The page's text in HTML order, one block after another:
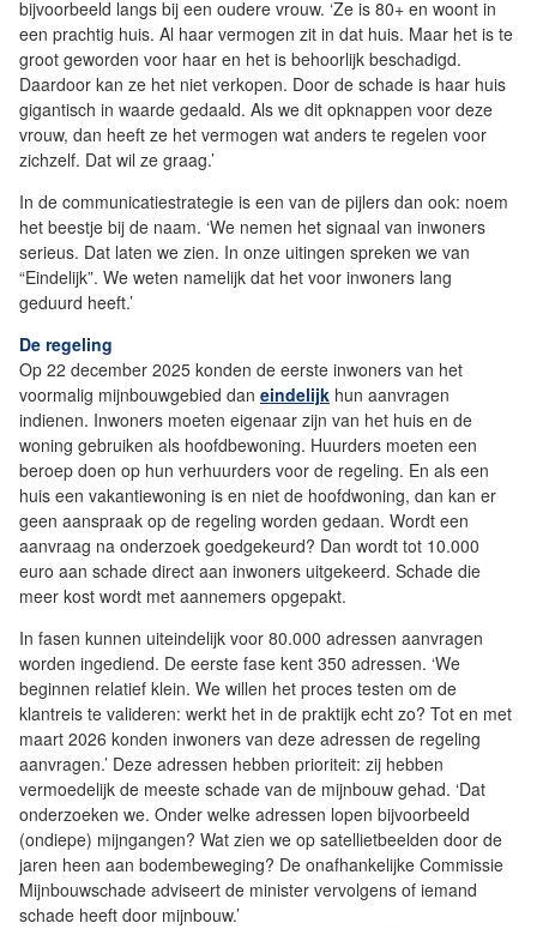
bijvoorbeeld langs bij een oudere vrouw. ‘Ze is 80+ en woont in
een prachtig huis. Al haar vermogen zit in dat huis. Maar het is te
groot geworden voor haar en het is behoorlijk beschadigd.
Daardoor kan ze het niet verkopen. Door de schade is haar huis
gigantisch in waarde gedaald. Als we dit opknappen voor deze
vrouw, dan heeft ze het vermogen wat anders te regelen voor
zichzelf. Dat wil ze graag.’
In de communicatiestrategie is een van de pijlers dan ook: noem
het beestje bij de naam. ‘We nemen het signaal van inwoners
serieus. Dat laten we zien. In onze uitingen spreken we van
“Eindelijk”. We weten namelijk dat het voor inwoners lang
geduurd heeft.’
De regeling
Op 22 december 2025 konden de eerste inwoners van het
voormalig mijnbouwgebied dan eindelijk hun aanvragen
indienen. Inwoners moeten eigenaar zijn van het huis en de
woning gebruiken als hoofdbewoning. Huurders moeten een
beroep doen op hun verhuurders voor de regeling. En als een
huis een vakantiewoning is en niet de hoofdwoning, dan kan er
geen aanspraak op de regeling worden gedaan. Wordt een
aanvraag na onderzoek goedgekeurd? Dan wordt tot 10.000
euro aan schade direct aan inwoners uitgekeerd. Schade die
meer kost wordt met aannemers opgepakt.
In fasen kunnen uiteindelijk voor 80.000 adressen aanvragen
worden ingediend. De eerste fase kent 350 adressen. ‘We
beginnen relatief klein. We willen het proces testen om de
klantreis te valideren: werkt het in de praktijk echt zo? Tot en met
maart 2026 konden inwoners van deze adressen de regeling
aanvragen.’ Deze adressen hebben prioriteit: zij hebben
vermoedelijk de meeste schade van de mijnbouw gehad. ‘Dat
onderzoeken we. Onder welke adressen lopen bijvoorbeeld
(ondiepe) mijngangen? Wat zien we op satellietbeelden door de
jaren heen aan bodembeweging? De onafhankelijke Commissie
Mijnbouwschade adviseert de minister vervolgens of iemand
schade heeft door mijnbouw.’